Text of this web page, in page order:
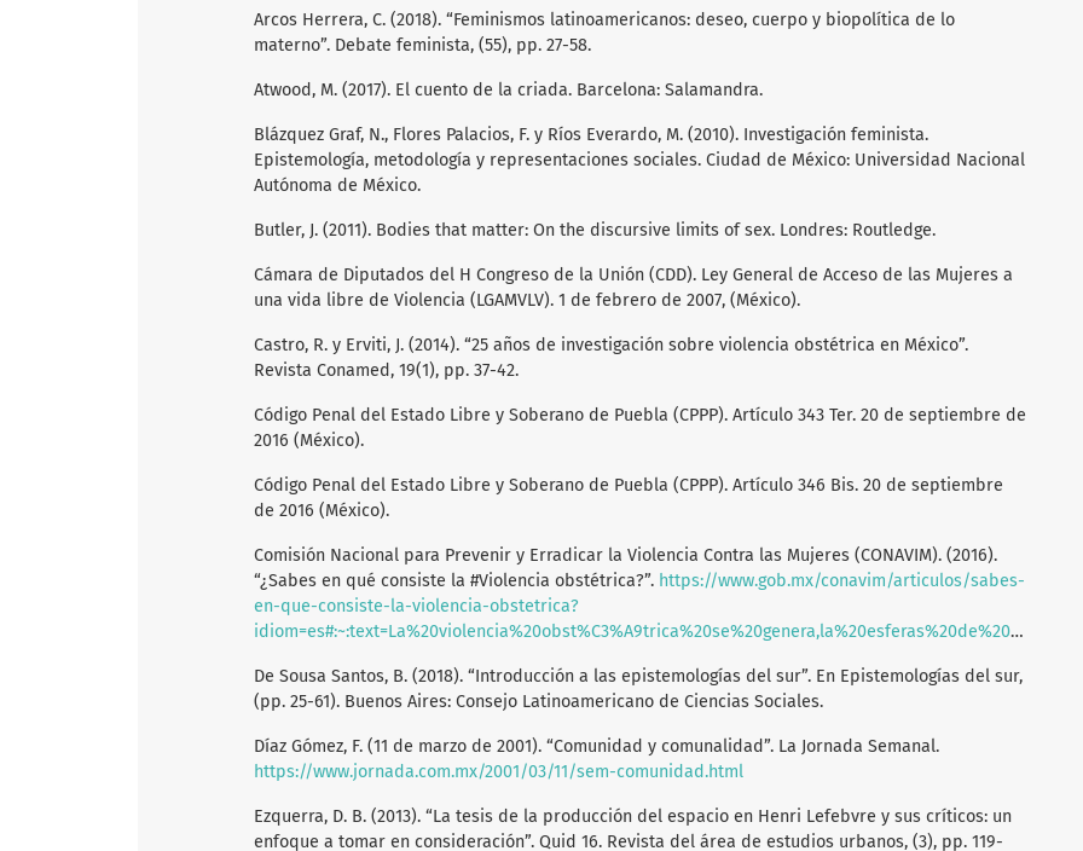
Arcos Herrera, C. (2018). “Feminismos latinoamericanos: deseo, cuerpo y biopolítica de lo
materno”. Debate feminista, (55), pp. 27-58.
Atwood, M. (2017). El cuento de la criada. Barcelona: Salamandra.
Blázquez Graf, N., Flores Palacios, F. y Ríos Everardo, M. (2010). Investigación feminista.
Epistemología, metodología y representaciones sociales. Ciudad de México: Universidad Nacional
Autónoma de México.
Butler, J. (2011). Bodies that matter: On the discursive limits of sex. Londres: Routledge.
Cámara de Diputados del H Congreso de la Unión (CDD). Ley General de Acceso de las Mujeres a
una vida libre de Violencia (LGAMVLV). 1 de febrero de 2007, (México).
Castro, R. y Erviti, J. (2014). “25 años de investigación sobre violencia obstétrica en México”.
Revista Conamed, 19(1), pp. 37-42.
Código Penal del Estado Libre y Soberano de Puebla (CPPP). Artículo 343 Ter. 20 de septiembre de
2016 (México).
Código Penal del Estado Libre y Soberano de Puebla (CPPP). Artículo 346 Bis. 20 de septiembre
de 2016 (México).
Comisión Nacional para Prevenir y Erradicar la Violencia Contra las Mujeres (CONAVIM). (2016).
“¿Sabes en qué consiste la #Violencia obstétrica?”. https://www.gob.mx/conavim/articulos/sabes-
en-que-consiste-la-violencia-obstetrica?
idiom=es#:~:text=La%20violencia%20obst%C3%A9trica%20se%20genera,la%20esferas%20de%20la%20sociedad
De Sousa Santos, B. (2018). “Introducción a las epistemologías del sur”. En Epistemologías del sur,
(pp. 25-61). Buenos Aires: Consejo Latinoamericano de Ciencias Sociales.
Díaz Gómez, F. (11 de marzo de 2001). “Comunidad y comunalidad”. La Jornada Semanal.
https://www.jornada.com.mx/2001/03/11/sem-comunidad.html
Ezquerra, D. B. (2013). “La tesis de la producción del espacio en Henri Lefebvre y sus críticos: un
enfoque a tomar en consideración”. Quid 16. Revista del área de estudios urbanos, (3), pp. 119-